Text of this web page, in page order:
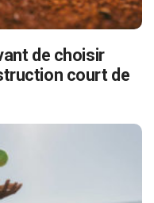
de choisir
court de